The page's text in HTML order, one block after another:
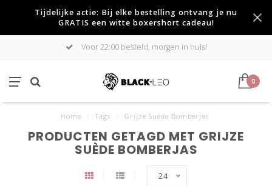
Tijdelijke actie: Bij elke bestelling ontvang je nu
GRATIS een witte boxershort cadeau!
Voor 22:00 besteld, morgen in huis!
0
Home Tags Grijze Suède Bomberjas
PRODUCTEN GETAGD MET GRIJZE
SUÈDE BOMBERJAS
24